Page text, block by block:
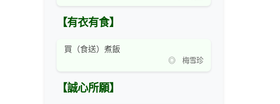
【有衣有食】
買（食送）煮飯
◎ 梅雪珍
【誠心所願】